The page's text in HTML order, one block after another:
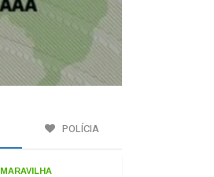
POLÍCIA
MARAVILHA